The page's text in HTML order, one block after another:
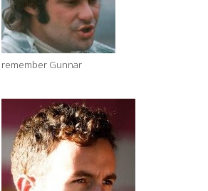
remember Gunnar